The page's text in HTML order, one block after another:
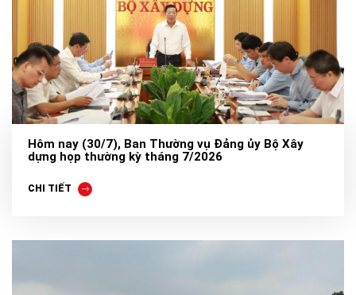
Hôm nay (30/7), Ban Thường vụ Đảng ủy Bộ Xây
dựng họp thường kỳ tháng 7/2026
CHI TIẾT